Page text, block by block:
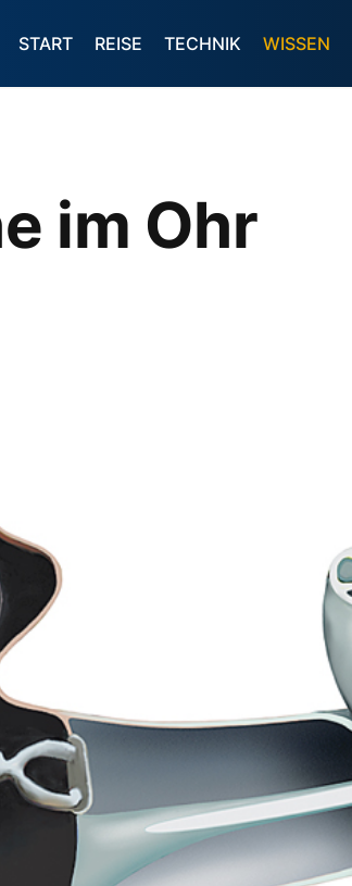
START REISE TECHNIK WISSEN
im Ohr